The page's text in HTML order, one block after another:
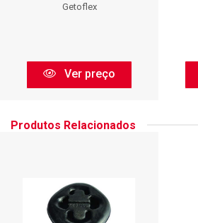
Getoflex
Ver preço
Produtos Relacionados